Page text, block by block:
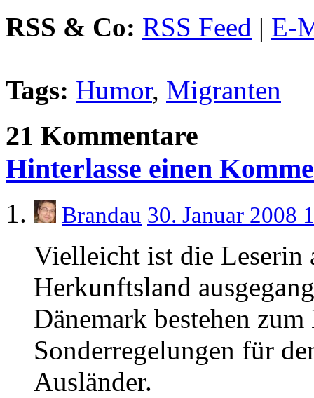
RSS & Co: RSS Feed | E-
Tags: Humor, Migranten
21 Kommentare
Hinterlasse einen
Brandau 30. Januar 2008
Vielleicht ist die Leserin
Herkunftsland
Dänemark bestehen
Sonderregelungen für
Ausländer.